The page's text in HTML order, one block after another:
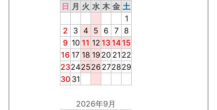
日 月 火 水 木 金 土
1
2
3 4 5 6 7
8
9 10 11 12 13 14 15
16 17 18 19 20 21 22
23242526 272829
30 31
2026年9月